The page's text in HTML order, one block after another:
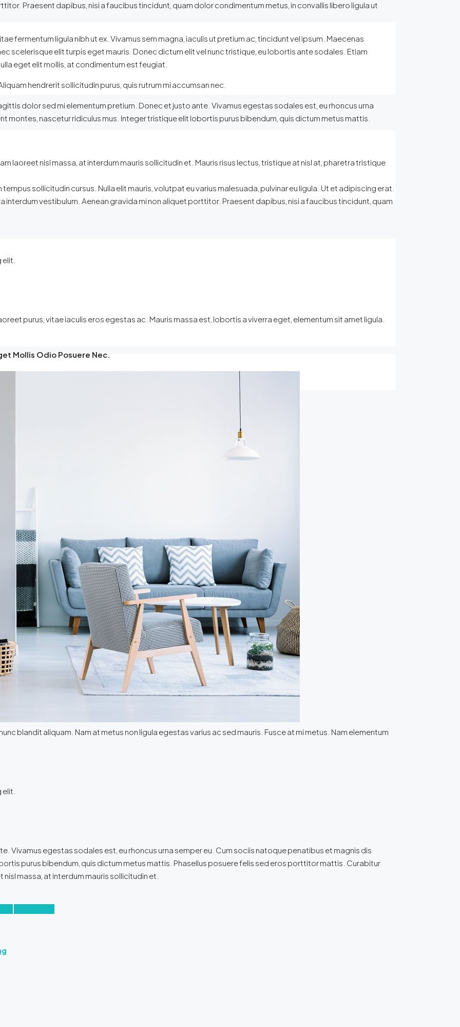
Praesent dapibus, nisi a faucibus tincidunt, quam dolor condimentum metus, in convallis libero ligula ut
fermentum ligula nibh ut ex. Vivamus sem magna, iaculis ut pretium ac, tincidunt vel ipsum. Maecenas
scelerisque elit turpis eget mauris. Donec dictum elit vel nunc tristique, eu lobortis ante sodales. Etiam
eget elit mollis, at condimentum est feugiat.
hendrerit sollicitudin purus, quis rutrum mi accumsan nec.
dolor sed mi elementum pretium. Donec et justo ante. Vivamus egestas sodales est, eu rhoncus urna
montes, nascetur ridiculus mus. Integer tristique elit lobortis purus bibendum, quis dictum metus mattis.
laoreet nisl massa, at interdum mauris sollicitudin et. Mauris risus lectus, tristique at nisl at, pharetra tristique
sollicitudin cursus. Nulla elit mauris, volutpat eu varius malesuada, pulvinar eu ligula. Ut et adipiscing erat.
vestibulum. Aenean gravida mi non aliquet porttitor. Praesent dapibus, nisi a faucibus tincidunt, quam
purus, vitae iaculis eros egestas ac. Mauris massa est, lobortis a viverra eget, elementum sit amet ligula.
Mollis Odio Posuere Nec.
blandit aliquam. Nam at metus non ligula egestas varius ac sed mauris. Fusce at mi metus. Nam elementum
Vivamus egestas sodales est, eu rhoncus urna semper eu. Cum sociis natoque penatibus et magnis dis
purus bibendum, quis dictum metus mattis. Phasellus posuere felis sed eros porttitor mattis. Curabitur
massa, at interdum mauris sollicitudin et.